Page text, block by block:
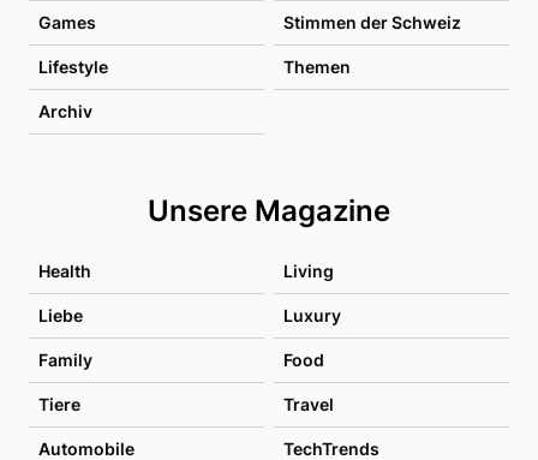
Games Stimmen der Schweiz
Lifestyle Themen
Archiv
Unsere Magazine
Health Living
Liebe Luxury
Family Food
Tiere Travel
Automobile TechTrends